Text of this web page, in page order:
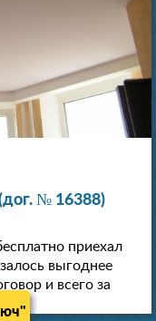
№ 16388)
приехал
выгоднее
и всего за